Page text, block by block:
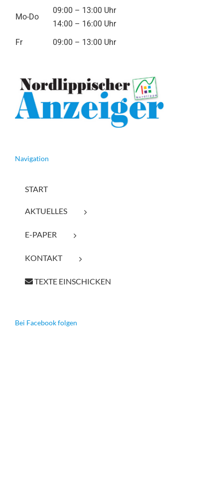
Mo-Do
09:00 – 13:00 Uhr
14:00 – 16:00 Uhr
Fr
09:00 – 13:00 Uhr
Navigation
START
AKTUELLES
E-PAPER
KONTAKT
TEXTE EINSCHICKEN
Bei Facebook folgen